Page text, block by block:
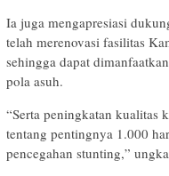
Ia juga mengapresiasi
telah merenovasi fasilitas
sehingga dapat
pola asuh.
“Serta peningkatan kualitas
tentang pentingnya 1.000
pencegahan stunting,”